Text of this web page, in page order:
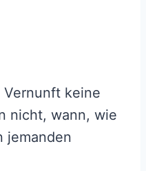
keine
nicht, wann, wie
jemanden